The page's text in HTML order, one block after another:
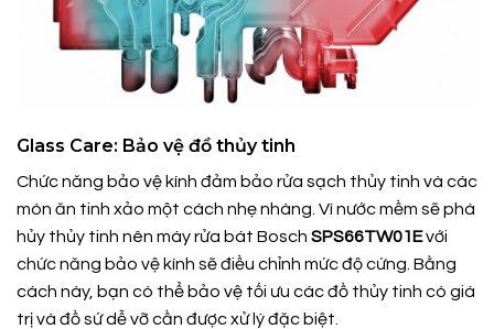
Glass Care: Bảo vệ đồ thủy tinh
Chức năng bảo vệ kính đảm bảo rửa sạch thủy tinh và các
món ăn tinh xảo một cách nhẹ nhàng. Vì nước mềm sẽ phá
hủy thủy tinh nên máy rửa bát Bosch SPS66TW01Evới
chức năng bảo vệ kính sẽ điều chỉnh mức độ cứng. Bằng
cách này, bạn có thể bảo vệ tối ưu các đồ thủy tinh có giá
trị và đồ sứ dễ vỡ cần được xử lý đặc biệt.